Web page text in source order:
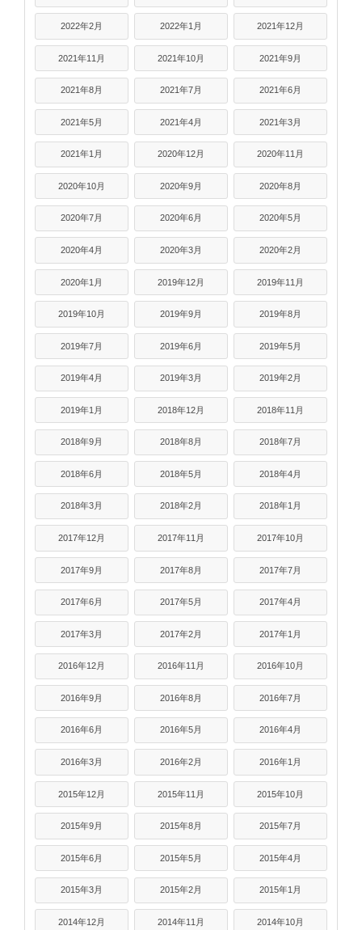
2022年2月 2022年1月 2021年12月
2021年11月 2021年10月 2021年9月
2021年8月 2021年7月 2021年6月
2021年5月 2021年4月 2021年3月
2021年1月 2020年12月 2020年11月
2020年10月 2020年9月 2020年8月
2020年7月 2020年6月 2020年5月
2020年4月 2020年3月 2020年2月
2020年1月 2019年12月 2019年11月
2019年10月 2019年9月 2019年8月
2019年7月 2019年6月 2019年5月
2019年4月 2019年3月 2019年2月
2019年1月 2018年12月 2018年11月
2018年9月 2018年8月 2018年7月
2018年6月 2018年5月 2018年4月
2018年3月 2018年2月 2018年1月
2017年12月 2017年11月 2017年10月
2017年9月 2017年8月 2017年7月
2017年6月 2017年5月 2017年4月
2017年3月 2017年2月 2017年1月
2016年12月 2016年11月 2016年10月
2016年9月 2016年8月 2016年7月
2016年6月 2016年5月 2016年4月
2016年3月 2016年2月 2016年1月
2015年12月 2015年11月 2015年10月
2015年9月 2015年8月 2015年7月
2015年6月 2015年5月 2015年4月
2015年3月 2015年2月 2015年1月
2014年12月 2014年11月 2014年10月